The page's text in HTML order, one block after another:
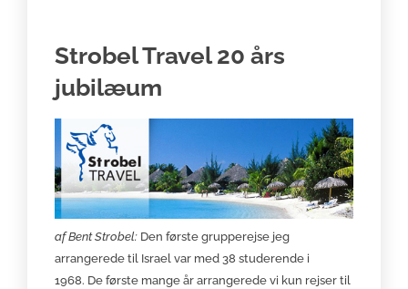
Strobel Travel 20 års
jubilæum
af Bent Strobel: Den første grupperejse jeg
arrangerede til Israel var med 38 studerende i
1968. De første mange år arrangerede vi kun rejser til